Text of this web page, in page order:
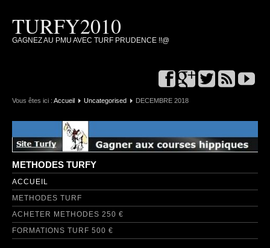
TURFY2010
GAGNEZ AU PMU AVEC TURF PRUDENCE !!@
Vous êtes ici : Accueil Uncategorised DECEMBRE 2018
METHODES TURFY
ACCUEIL
METHODES TURF
ACHETER METHODES 250 €
FORMATIONS TURF 500 €